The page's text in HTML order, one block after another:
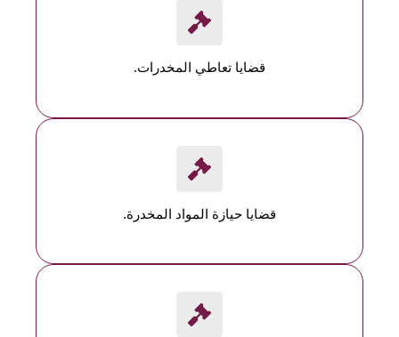
قضايا تعاطي المخدرات.
قضايا حيازة المواد المخدرة.